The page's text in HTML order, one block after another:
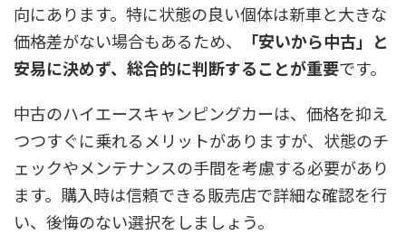
向にあります。特に状態の良い個体は新車と大きな
価格差がない場合もあるため、
「安いから中古」と
安易に決めず、総合的に判断することが重要です。
中古のハイエースキャンピングカーは、価格を抑え
つつすぐに乗れるメリットがありますが、状態のチ
ェックやメンテナンスの手間を考慮する必要があり
ます。購入時は信頼できる販売店で詳細な確認を行
い、後悔のない選択をしましょう。